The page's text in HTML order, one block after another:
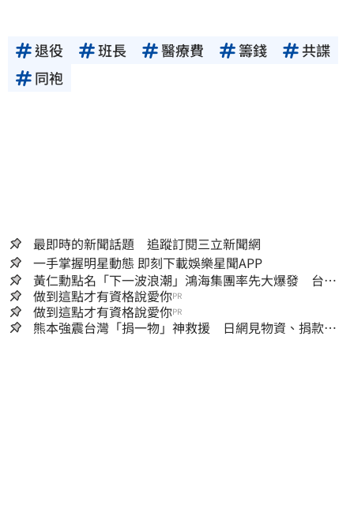
退役 班長 醫療費 籌錢
共諜
同袍
最即時的新聞話題 追蹤訂閱三立新聞網
一手掌握明星動態 即刻下載娛樂星聞APP
黃仁勳點名「下一波浪潮」鴻海集團率先大爆發 台股
這族群全面噴出
做到這點才有資格說愛你PR
做到這點才有資格說愛你PR
熊本強震台灣「捐一物」神救援 日網見物資、捐款